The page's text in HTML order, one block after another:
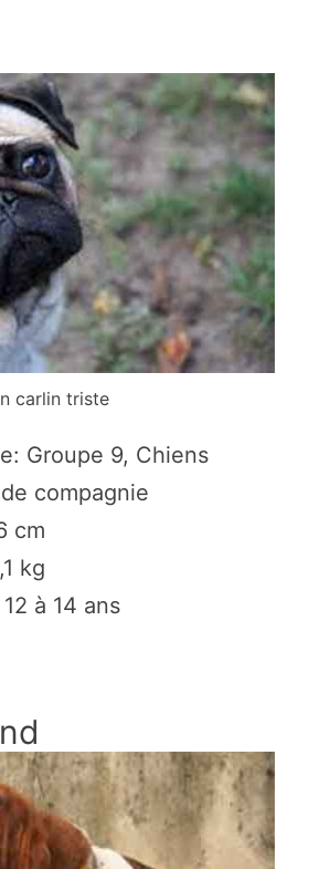
carlin triste
Groupe 9, Chiens
compagnie
cm
kg
à 14 ans